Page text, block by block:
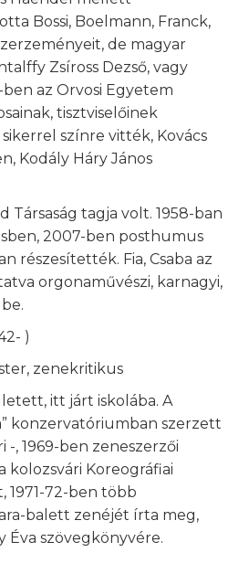
Bossi, Boelmann, Franck,
de magyar
Zsíross Dezső, vagy
az Orvosi Egyetem
tisztviselőinek
színre vitték, Kovács
Kodály Háry János
Társaság tagja volt. 1958-ban
2007-ben posthumus
részesítették. Fia, Csaba az
orgonaművészi, karnagyi,
)
zenekritikus
itt járt iskolába. A
konzervatóriumban szerzett
-, 1969-ben zeneszerzői
kolozsvári Koreográfiai
72-ben több
balett zenéjét írta meg,
Éva szövegkönyvére.